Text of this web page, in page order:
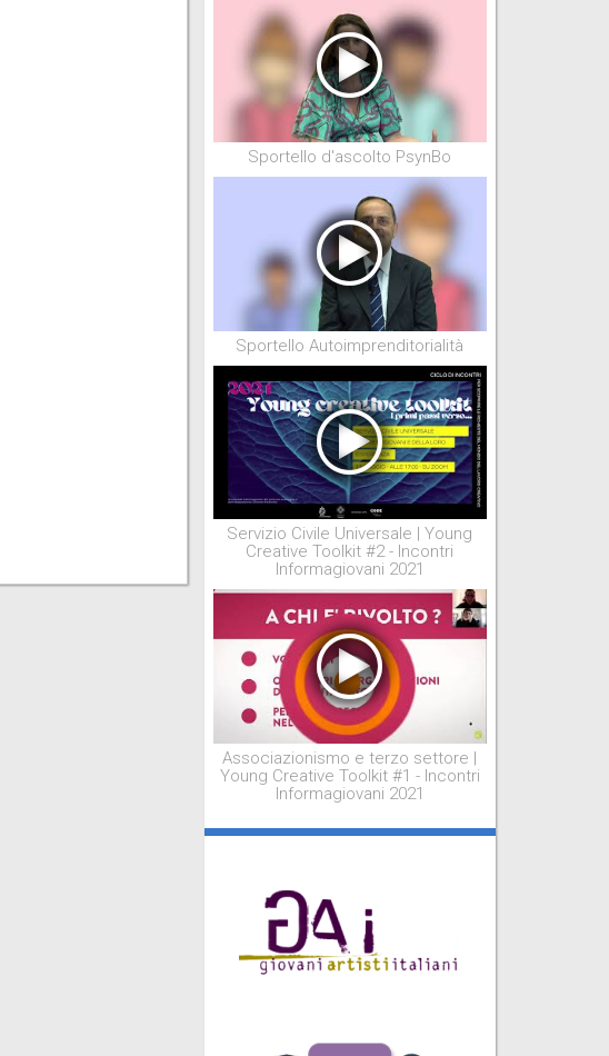
Sportello d'ascolto PsynBo
Sportello Autoimprenditorialità
Servizio Civile Universale | Young
Creative Toolkit #2 - Incontri
Informagiovani 2021
Associazionismo e terzo settore |
Young Creative Toolkit #1 - Incontri
Informagiovani 2021